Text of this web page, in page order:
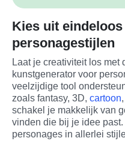
Kies uit eindeloos
personagestijlen
Laat je creativiteit los
kunstgenerator voor
veelzijdige tool
zoals fantasy, 3D, cartoon,
schakel je makkelijk van
vinden die bij je idee
personages in allerlei